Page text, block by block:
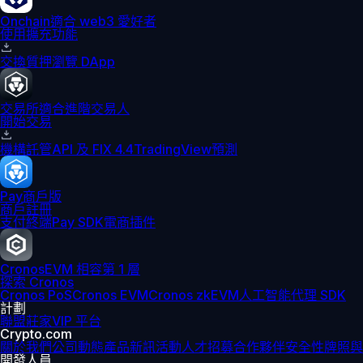
Onchain適合 web3 愛好者
使用擴充功能
交換質押瀏覽 DApp
交易所適合進階交易人
開始交易
機構託管API 及 FIX 4.4TradingView預測
Pay商戶版
商戶註冊
支付終端Pay SDK電商插件
CronosEVM 相容第 1 層
探索 Cronos
Cronos PoSCronos EVMCronos zkEVM人工智能代理 SDK
計劃
聯盟莊家VIP 平台
Crypto.com
關於我們公司動態產品新訊活動人才招募合作夥伴安全性牌照
開發人員